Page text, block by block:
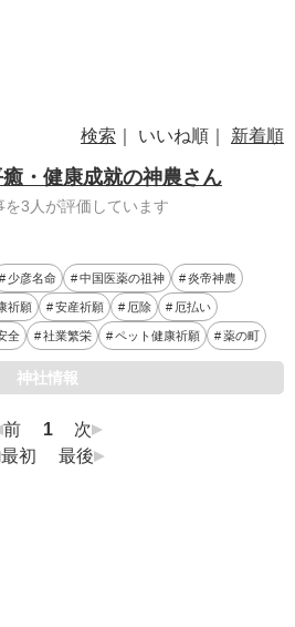
検索 ｜ いいね順｜ 新着順
・健康成就の神農さん
を3人が評価しています
少彦名命 中国医薬の祖神 炎帝神農
祈願 安産祈願 厄除 厄払い
全 社業繁栄 ペット健康祈願 薬の町
神社情報
前 1
次
最初
最後